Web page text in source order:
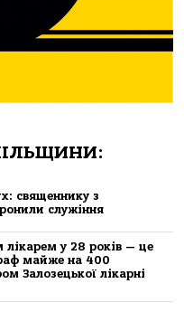
священнику з
служіння
у 28 років — це
майже на 400
Залозецької лікарні